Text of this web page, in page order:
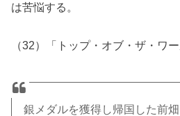
は苦悩する。
（32）「トップ・オブ・ザ・ワー
銀メダルを獲得し帰国した前